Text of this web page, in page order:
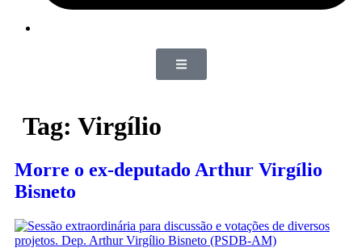
Tag: Virgílio
Morre o ex-deputado Arthur Virgílio
Bisneto